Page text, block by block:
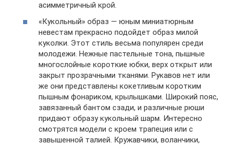
асимметричный крой.
«Кукольный» образ — юным миниатюрным
невестам прекрасно подойдет образ милой
куколки. Этот стиль весьма популярен среди
молодежи. Нежные пастельные тона, пышные
многослойные короткие юбки, верх открыт или
закрыт прозрачными тканями. Рукавов нет или
же они представлены кокетливым коротким
пышным фонариком, крылышками. Широкий пояс,
завязанный бантом сзади, и различные рюши
придают образу кукольный шарм. Интересно
смотрятся модели с кроем трапеция или с
завышенной талией. Кружавчики, воланчики,